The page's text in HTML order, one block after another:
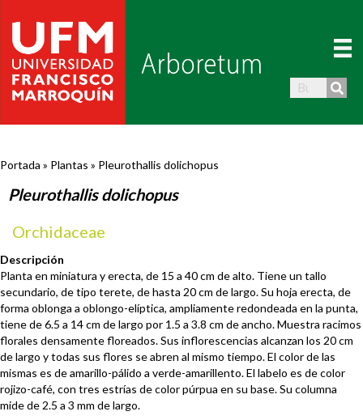
Portada » Plantas » Pleurothallis dolichopus
Pleurothallis dolichopus
Orchidaceae
Descripción
Planta en miniatura y erecta, de 15 a 40 cm de alto. Tiene un tallo
secundario, de tipo terete, de hasta 20 cm de largo. Su hoja erecta, de
forma oblonga a oblongo-elíptica, ampliamente redondeada en la punta,
tiene de 6.5 a 14 cm de largo por 1.5 a 3.8 cm de ancho. Muestra racimos
florales densamente floreados. Sus inflorescencias alcanzan los 20 cm
de largo y todas sus flores se abren al mismo tiempo. El color de las
mismas es de amarillo-pálido a verde-amarillento. El labelo es de color
rojizo-café, con tres estrías de color púrpua en su base. Su columna
mide de 2.5 a 3 mm de largo.